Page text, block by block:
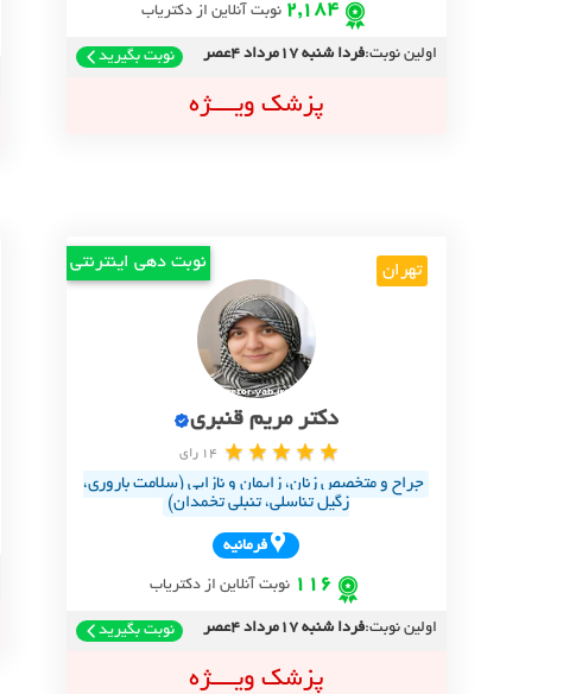
2,184 نوبت آنلاین از دکتریاب
اولین نوبت:فردا شنبه 17مرداد 4عصر نوبت بگیرید
پزشک ویــــژه
تهران نوبت دهی اینترنتی
دکتر مریم قنبری
14 رای
جراح و متخصص زنان، زایمان و نازایی (سلامت باروری،
زگیل تناسلی، تنبلی تخمدان)
فرمانيه
116 نوبت آنلاین از دکتریاب
اولین نوبت:فردا شنبه 17مرداد 4عصر نوبت بگیرید
پزشک ویــــژه